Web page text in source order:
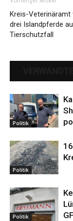
Kreis-
drei Islandpferde
Tierschutzfall
Politik
Politik
Politik